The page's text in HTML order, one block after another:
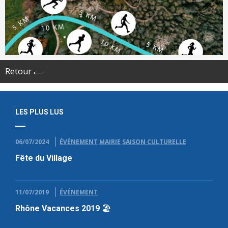
Retour
LES PLUS LUS
06/07/2024 ÉVÉNEMENT MAIRIE SAISON CULTURELLE
Fête du Village
11/07/2019 ÉVÉNEMENT
Rhône Vacances 2019 🏖